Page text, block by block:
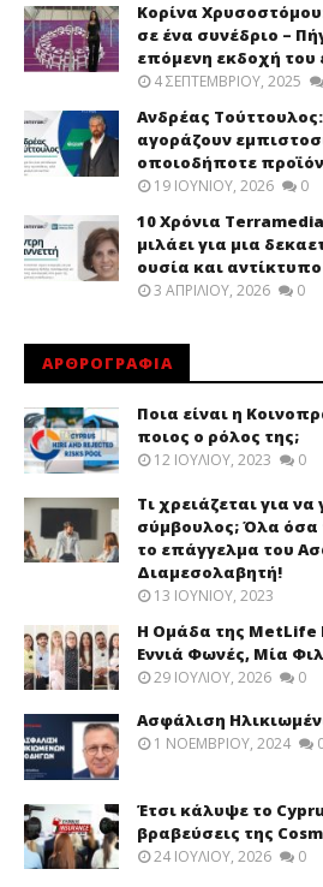
Κορίνα
σε ένα συνέδριο –
επόμενη εκδοχή του
4 ΣΕΠΤΕΜΒΡΊΟΥ, 2025
Ανδρέας
αγοράζουν
οποιοδήποτε
19 ΙΟΥΝΊΟΥ, 2026 0
10 Χρόνια
μιλάει για μια
ουσία και αντίκτυπο
3 ΑΠΡΙΛΊΟΥ, 2026 0
ΑΡΘΡΟΓΡΑΦΙΑ
Ποια είναι η
ποιος ο ρόλος της;
12 ΙΟΥΛΊΟΥ, 2023 0
Τι χρειάζεται για
σύμβουλος; Όλα όσα
το επάγγελμα του
Διαμεσολαβητή!
13 ΙΟΥΝΊΟΥ, 2023
Η Ομάδα της MetLife
Εννιά Φωνές, Μία
29 ΙΟΥΛΊΟΥ, 2026 0
Ασφάλιση
1 ΝΟΕΜΒΡΊΟΥ, 2024
Έτσι κάλυψε το
βραβεύσεις της
24 ΙΟΥΛΊΟΥ, 2026 0